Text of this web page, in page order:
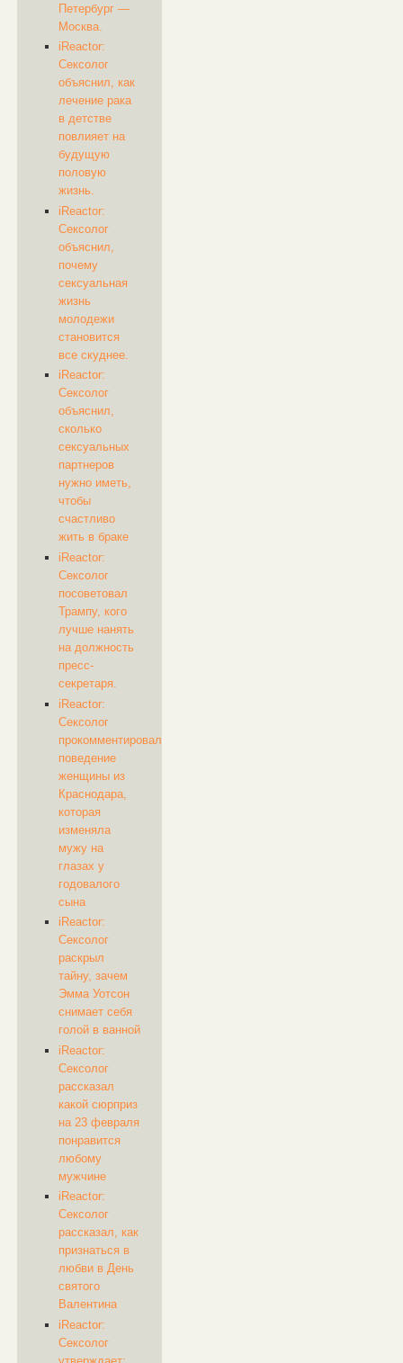
Петербург —
Москва.
iReactor:
Сексолог
объяснил, как
лечение рака
в детстве
повлияет на
будущую
половую
жизнь.
iReactor:
Сексолог
объяснил,
почему
сексуальная
жизнь
молодежи
становится
все скуднее.
iReactor:
Сексолог
объяснил,
сколько
сексуальных
партнеров
нужно иметь,
чтобы
счастливо
жить в браке
iReactor:
Сексолог
посоветовал
Трампу, кого
лучше нанять
на должность
пресс-
секретаря.
iReactor:
Сексолог
прокомментировал
поведение
женщины из
Краснодара,
которая
изменяла
мужу на
глазах у
годовалого
сына
iReactor:
Сексолог
раскрыл
тайну, зачем
Эмма Уотсон
снимает себя
голой в ванной
iReactor:
Сексолог
рассказал
какой сюрприз
на 23 февраля
понравится
любому
мужчине
iReactor:
Сексолог
рассказал, как
признаться в
любви в День
святого
Валентина
iReactor:
Сексолог